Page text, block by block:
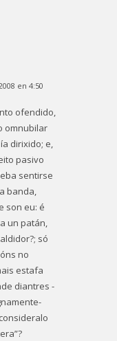
en 4:50
ofendido,
omnubilar
dirixido; e,
pasivo
sentirse
banda,
son eu: é
un patán,
só
no
estafa
diantres -